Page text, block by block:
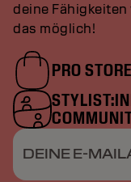
deine
das möglich!
PRO STORE
DEINE E-